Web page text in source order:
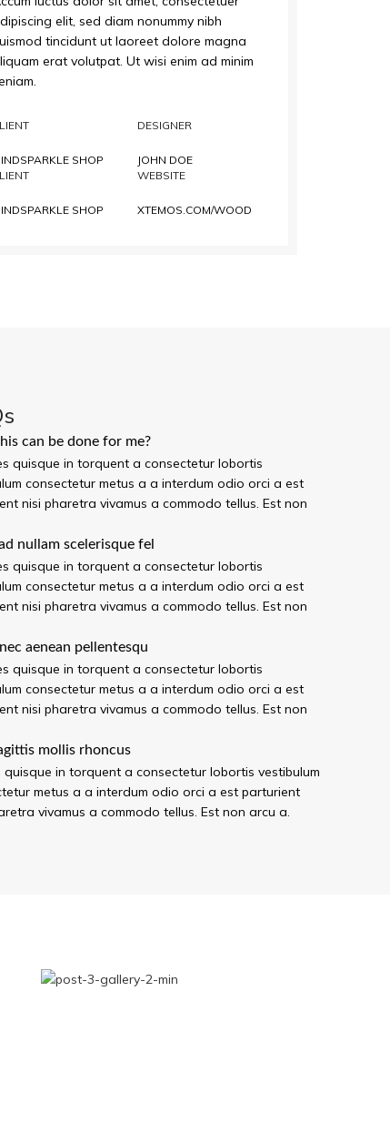
elit, sed diam nonummy nibh
tincidunt ut laoreet dolore magna
erat volutpat. Ut wisi enim ad minim
SHOP
DESIGNER
JOHN DOE
SHOP
WEBSITE
XTEMOS.COM/WOOD
can be done for me?
quisque in torquent a consectetur lobortis
consectetur metus a a interdum odio orci a est
nisi pharetra vivamus a commodo tellus. Est non
nullam scelerisque fel
quisque in torquent a consectetur lobortis
consectetur metus a a interdum odio orci a est
nisi pharetra vivamus a commodo tellus. Est non
aenean pellentesqu
quisque in torquent a consectetur lobortis
consectetur metus a a interdum odio orci a est
nisi pharetra vivamus a commodo tellus. Est non
mollis rhoncus
quisque in torquent a consectetur lobortis vestibulum
metus a a interdum odio orci a est parturient
vivamus a commodo tellus. Est non arcu a.